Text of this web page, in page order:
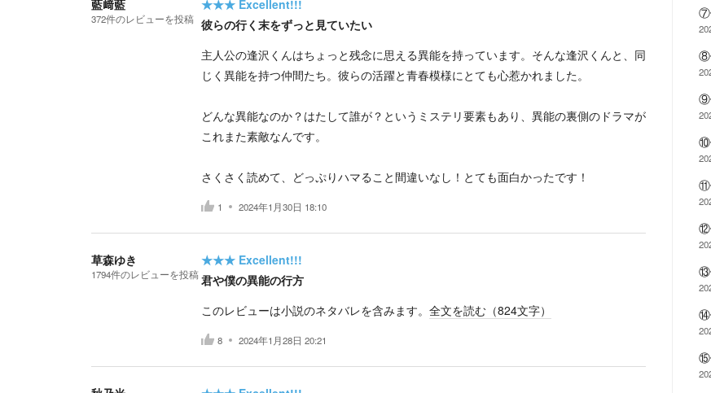
藍﨑藍
372件のレビューを投稿
★★★ Excellent!!!
彼らの行く末をずっと見ていたい
主人公の逢沢くんはちょっと残念に思える異能を持っています。そんな逢沢くんと、同
じく異能を持つ仲間たち。彼らの活躍と青春模様にとても心惹かれました。
どんな異能なのか？はたして誰が？というミステリ要素もあり、異能の裏側のドラマが
これまた素敵なんです。
さくさく読めて、どっぷりハマること間違いなし！とても面白かったです！
1 2024年1月30日 18:10
草森ゆき
1794件のレビューを投稿
★★★ Excellent!!!
君や僕の異能の行方
このレビューは小説のネタバレを含みます。 全文を読む（824文字）
8 2024年1月28日 20:21
⑦
⑧
⑨
⑩
⑪
⑫
⑬
⑭
⑮